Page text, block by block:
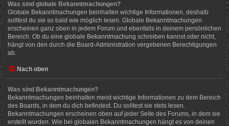
Was sind globale Bekanntmachungen?
Globale Bekanntmachungen beinhalten wichtige Informationen, deshalb
solltest du sie so bald wie möglich lesen. Globale Bekanntmachungen
erscheinen ganz oben in jedem Forum und ebenfalls in deinem persönlichen
Bereich. Ob du eine globale Bekanntmachung schreiben kannst oder nicht,
hängt von den durch die Board-Administration vergebenen Berechtigungen
ab.
Nach oben
Was sind Bekanntmachungen?
Bekanntmachungen beinhalten meist wichtige Informationen zu dem Bereich
des Boards, in dem du dich befindest. Du solltest sie stets lesen.
Bekanntmachungen erscheinen oben auf jeder Seite des Forums, in dem sie
erstellt wurden. Wie bei globalen Bekanntmachungen hängt es von deinen